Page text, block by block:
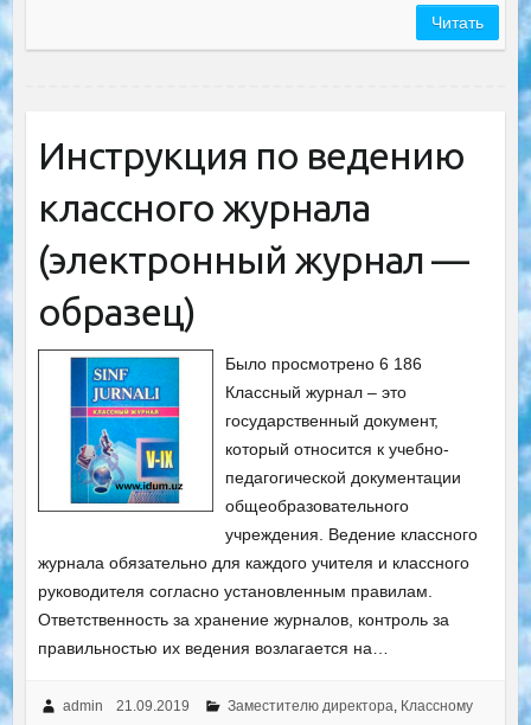
Читать
Инструкция по ведению
классного журнала
(электронный журнал —
образец)
Было просмотрено 6 186
Классный журнал – это
государственный документ,
который относится к учебно-
педагогической документации
общеобразовательного
учреждения. Ведение классного
журнала обязательно для каждого учителя и классного
руководителя согласно установленным правилам.
Ответственность за хранение журналов, контроль за
правильностью их ведения возлагается на…
admin 21.09.2019 Заместителю директора, Классному